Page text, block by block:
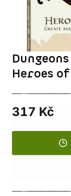
Heroes
317 Kč